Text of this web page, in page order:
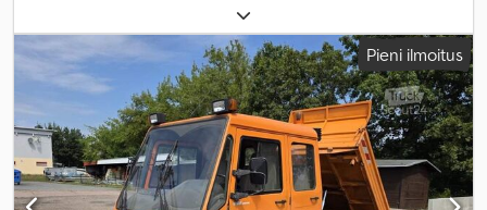
, akselikokoonpano:
vaihteistotyyppi:mekaaninen, Valmistusvuosi:1998, Varusteet:
ABS
Pieni ilmoitus